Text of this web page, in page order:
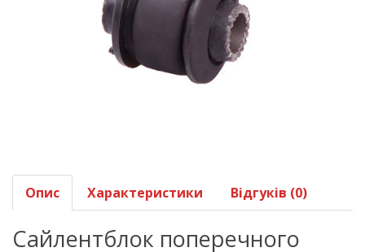
Опис Характеристики Відгуків (0)
Сайлентблок поперечного